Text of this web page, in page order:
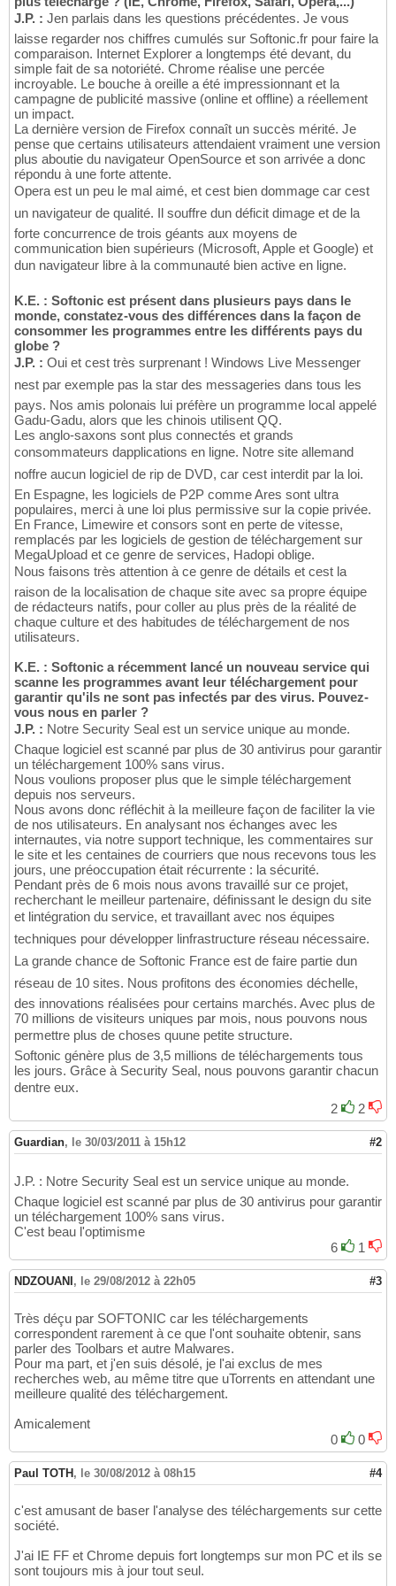
J.P. : Jen parlais dans les questions précédentes. Je vous
laisse regarder nos chiffres cumulés sur Softonic.fr pour faire la
comparaison. Internet Explorer a longtemps été devant, du
simple fait de sa notoriété. Chrome réalise une percée
incroyable. Le bouche à oreille a été impressionnant et la
campagne de publicité massive (online et offline) a réellement
un impact.
La dernière version de Firefox connaît un succès mérité. Je
pense que certains utilisateurs attendaient vraiment une version
plus aboutie du navigateur OpenSource et son arrivée a donc
répondu à une forte attente.
Opera est un peu le mal aimé, et cest bien dommage car cest
un navigateur de qualité. Il souffre dun déficit dimage et de la
forte concurrence de trois géants aux moyens de
communication bien supérieurs (Microsoft, Apple et Google) et
dun navigateur libre à la communauté bien active en ligne.
K.E. : Softonic est présent dans plusieurs pays dans le
monde, constatez-vous des différences dans la façon de
consommer les programmes entre les différents pays du
globe ?
J.P. : Oui et cest très surprenant ! Windows Live Messenger
nest par exemple pas la star des messageries dans tous les
pays. Nos amis polonais lui préfère un programme local appelé
Gadu-Gadu, alors que les chinois utilisent QQ.
Les anglo-saxons sont plus connectés et grands
consommateurs dapplications en ligne. Notre site allemand
noffre aucun logiciel de rip de DVD, car cest interdit par la loi.
En Espagne, les logiciels de P2P comme Ares sont ultra
populaires, merci à une loi plus permissive sur la copie privée.
En France, Limewire et consors sont en perte de vitesse,
remplacés par les logiciels de gestion de téléchargement sur
MegaUpload et ce genre de services, Hadopi oblige.
Nous faisons très attention à ce genre de détails et cest la
raison de la localisation de chaque site avec sa propre équipe
de rédacteurs natifs, pour coller au plus près de la réalité de
chaque culture et des habitudes de téléchargement de nos
utilisateurs.
K.E. : Softonic a récemment lancé un nouveau service qui
scanne les programmes avant leur téléchargement pour
garantir qu'ils ne sont pas infectés par des virus. Pouvez-
vous nous en parler ?
J.P. : Notre Security Seal est un service unique au monde.
Chaque logiciel est scanné par plus de 30 antivirus pour garantir
un téléchargement 100% sans virus.
Nous voulions proposer plus que le simple téléchargement
depuis nos serveurs.
Nous avons donc réfléchit à la meilleure façon de faciliter la vie
de nos utilisateurs. En analysant nos échanges avec les
internautes, via notre support technique, les commentaires sur
le site et les centaines de courriers que nous recevons tous les
jours, une préoccupation était récurrente : la sécurité.
Pendant près de 6 mois nous avons travaillé sur ce projet,
recherchant le meilleur partenaire, définissant le design du site
et lintégration du service, et travaillant avec nos équipes
techniques pour développer linfrastructure réseau nécessaire.
La grande chance de Softonic France est de faire partie dun
réseau de 10 sites. Nous profitons des économies déchelle,
des innovations réalisées pour certains marchés. Avec plus de
70 millions de visiteurs uniques par mois, nous pouvons nous
permettre plus de choses quune petite structure.
Softonic génère plus de 3,5 millions de téléchargements tous
les jours. Grâce à Security Seal, nous pouvons garantir chacun
dentre eux.
2
2
Guardian, le 30/03/2011 à 15h12 #2
J.P. : Notre Security Seal est un service unique au monde.
Chaque logiciel est scanné par plus de 30 antivirus pour garantir
un téléchargement 100% sans virus.
C'est beau l'optimisme
6
1
NDZOUANI , le 29/08/2012 à 22h05 #3
Très déçu par SOFTONIC car les téléchargements
correspondent rarement à ce que l'ont souhaite obtenir, sans
parler des Toolbars et autre Malwares.
Pour ma part, et j'en suis désolé, je l'ai exclus de mes
recherches web, au même titre que uTorrents en attendant une
meilleure qualité des téléchargement.
Amicalement
0
0
Paul TOTH , le 30/08/2012 à 08h15 #4
c'est amusant de baser l'analyse des téléchargements sur cette
société.
J'ai IE FF et Chrome depuis fort longtemps sur mon PC et ils se
sont toujours mis à jour tout seul.